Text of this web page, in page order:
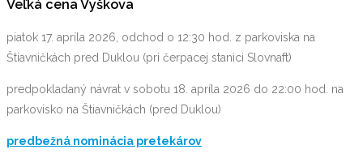
Veľká cena Vyškova
piatok 17. apríla 2026, odchod o 12:30 hod. z parkoviska na
Štiavničkách pred Duklou (pri čerpacej stanici Slovnaft)
predpokladaný návrat v sobotu 18. apríla 2026 do 22:00 hod. na
parkovisko na Štiavničkách (pred Duklou)
predbežná nominácia pretekárov